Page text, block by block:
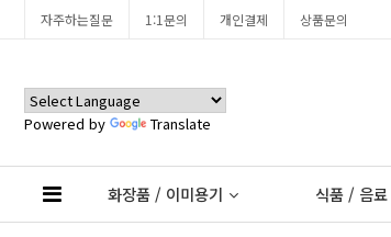
Powered by Translate
자주하는질문 1:1문의 개인결제 상품문의
화장품 / 이미용기 식품 / 음료